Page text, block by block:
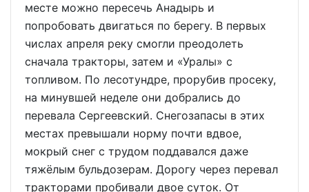
месте можно пересечь Анадырь и
попробовать двигаться по берегу. В первых
числах апреля реку смогли преодолеть
сначала тракторы, затем и «Уралы» с
топливом. По лесотундре, прорубив просеку,
на минувшей неделе они добрались до
перевала Сергеевский. Снегозапасы в этих
местах превышали норму почти вдвое,
мокрый снег с трудом поддавался даже
тяжёлым бульдозерам. Дорогу через перевал
тракторами пробивали двое суток. От